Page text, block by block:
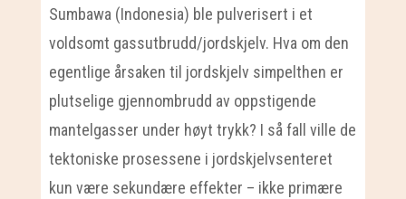
Sumbawa (Indonesia) ble pulverisert i et
voldsomt gassutbrudd/jordskjelv. Hva om den
egentlige årsaken til jordskjelv simpelthen er
plutselige gjennombrudd av oppstigende
mantelgasser under høyt trykk? I så fall ville de
tektoniske prosessene i jordskjelvsenteret
kun være sekundære effekter – ikke primære